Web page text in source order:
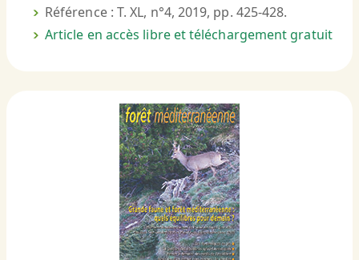
Référence : T. XL, n°4, 2019, pp. 425-428.
Article en accès libre et téléchargement gratuit